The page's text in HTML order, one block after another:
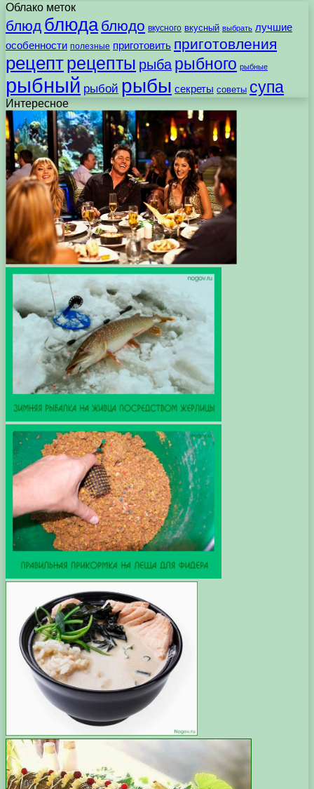
Облако меток
блюд блюда блюдо вкусного вкусный выбрать лучшие
особенности полезные приготовить приготовления
рецептрецепты рыба рыбного рыбные
рыбный рыбой рыбы секреты советы супа
Интересное